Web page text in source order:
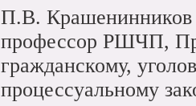
П.В. Крашенинников
профессор РШЧП,
гражданскому,
процессуальному